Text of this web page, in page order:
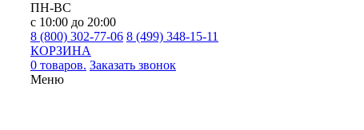
ПН-ВС
с 10:00 до 20:00
8 (800) 302-77-06 8 (499) 348-15-11
КОРЗИНА
0 товаров. Заказать звонок
Меню